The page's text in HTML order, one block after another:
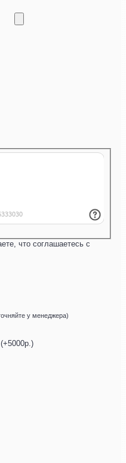
что соглашаетесь с
у менеджера)